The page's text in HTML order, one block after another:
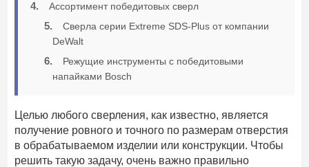
Ассортимент победитовых сверл
Сверла серии Extreme SDS-Plus от компании
DeWalt
Режущие инструменты с победитовыми
напайками Bosch
Целью любого сверления, как известно, является
получение ровного и точного по размерам отверстия
в обрабатываемом изделии или конструкции. Чтобы
решить такую задачу, очень важно правильно